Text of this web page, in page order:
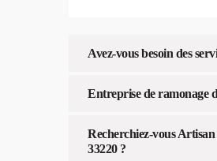
Avez-vous besoin des
Entreprise de ramonage
Recherchiez-vous
33220 ?